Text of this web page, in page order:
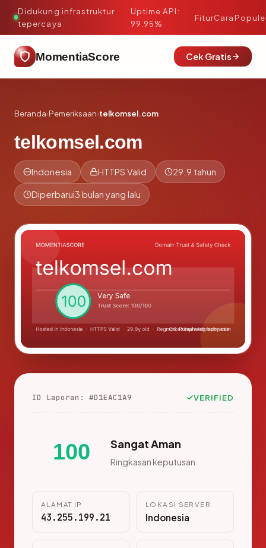
Didukung infrastruktur
tepercaya
·
Uptime API:
99.95%
FiturCara
MomentiaScore Cek Gratis
Beranda›Pemeriksaan›telkomsel.com
telkomsel.com
Indonesia HTTPS Valid 29.9 tahun
Diperbarui3 bulan yang lalu
ID Laporan: #D1EAC1A9 VERIFIED
100 Sangat Aman
Ringkasan keputusan
ALAMAT IP
43.255.199.21
LOKASI SERVER
Indonesia